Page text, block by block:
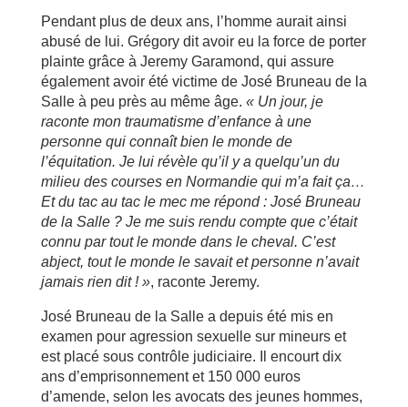
Pendant plus de deux ans, l’homme aurait ainsi
abusé de lui. Grégory dit avoir eu la force de porter
plainte grâce à Jeremy Garamond, qui assure
également avoir été victime de José Bruneau de la
Salle à peu près au même âge. « Un jour, je
raconte mon traumatisme d’enfance à une
personne qui connaît bien le monde de
l’équitation. Je lui révèle qu’il ya quelqu’un du
milieu des courses en Normandie qui m’a faitça…
Et du tac au tac le mec me répond : JoséBruneau
de la Salle ? Je me suis rendu compte que c’était
connu par tout le monde dans le cheval. C’est
abject, tout le monde le savait et personne n’avait
jamais rien dit !», raconte Jeremy.
José Bruneau de la Salle a depuis été mis en
examen pour agression sexuelle sur mineurs et
est placé sous contrôle judiciaire. Il encourt dix
ans d’emprisonnement et 150 000 euros
d’amende, selon les avocats des jeunes hommes,